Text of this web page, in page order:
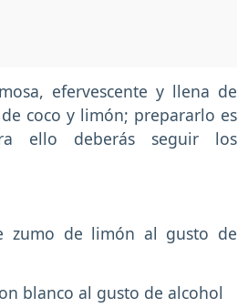
efervescente y llena de
de coco y limón; prepararlo es
ello deberás seguir los
zumo de limón al gusto de
blanco al gusto de alcohol